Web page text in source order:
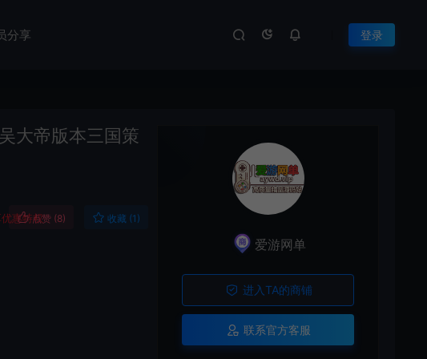
分享 登录
大帝版本三国策
惠特权点赞 (8) 收藏 (1)
爱游网单
进入TA的商铺
联系官方客服